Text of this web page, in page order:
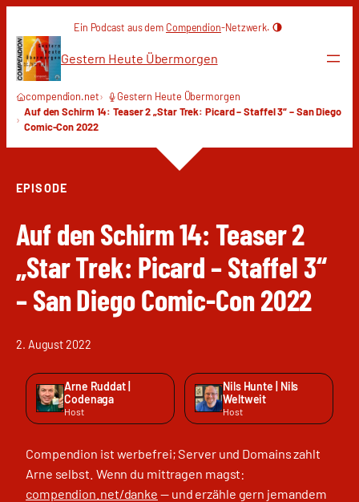
Inhalt
springen
Ein Podcast aus dem Compendion-Netzwerk.
Gestern Heute Übermorgen
compendion.net
Gestern Heute Übermorgen
Auf den Schirm 14: Teaser 2 „Star Trek: Picard – Staffel 3“ – San Diego
Comic-Con 2022
EPISODE
Auf den Schirm 14: Teaser 2
„Star Trek: Picard – Staffel 3“
– San Diego Comic-Con 2022
2. August 2022
Arne Ruddat |
Codenaga
Host
Nils Hunte | Nils
Weltweit
Host
Compendion ist werbefrei; Server und Domains zahlt
Arne selbst. Wenn du mittragen magst:
compendion.net/danke — und erzähle gern jemandem